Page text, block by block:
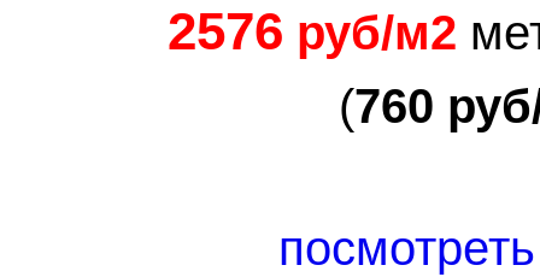
2576 руб/м2
(760